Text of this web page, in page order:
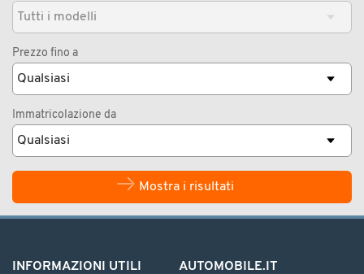
Prezzo fino a
Immatricolazione da
Mostra i risultati
INFORMAZIONI UTILI AUTOMOBILE.IT